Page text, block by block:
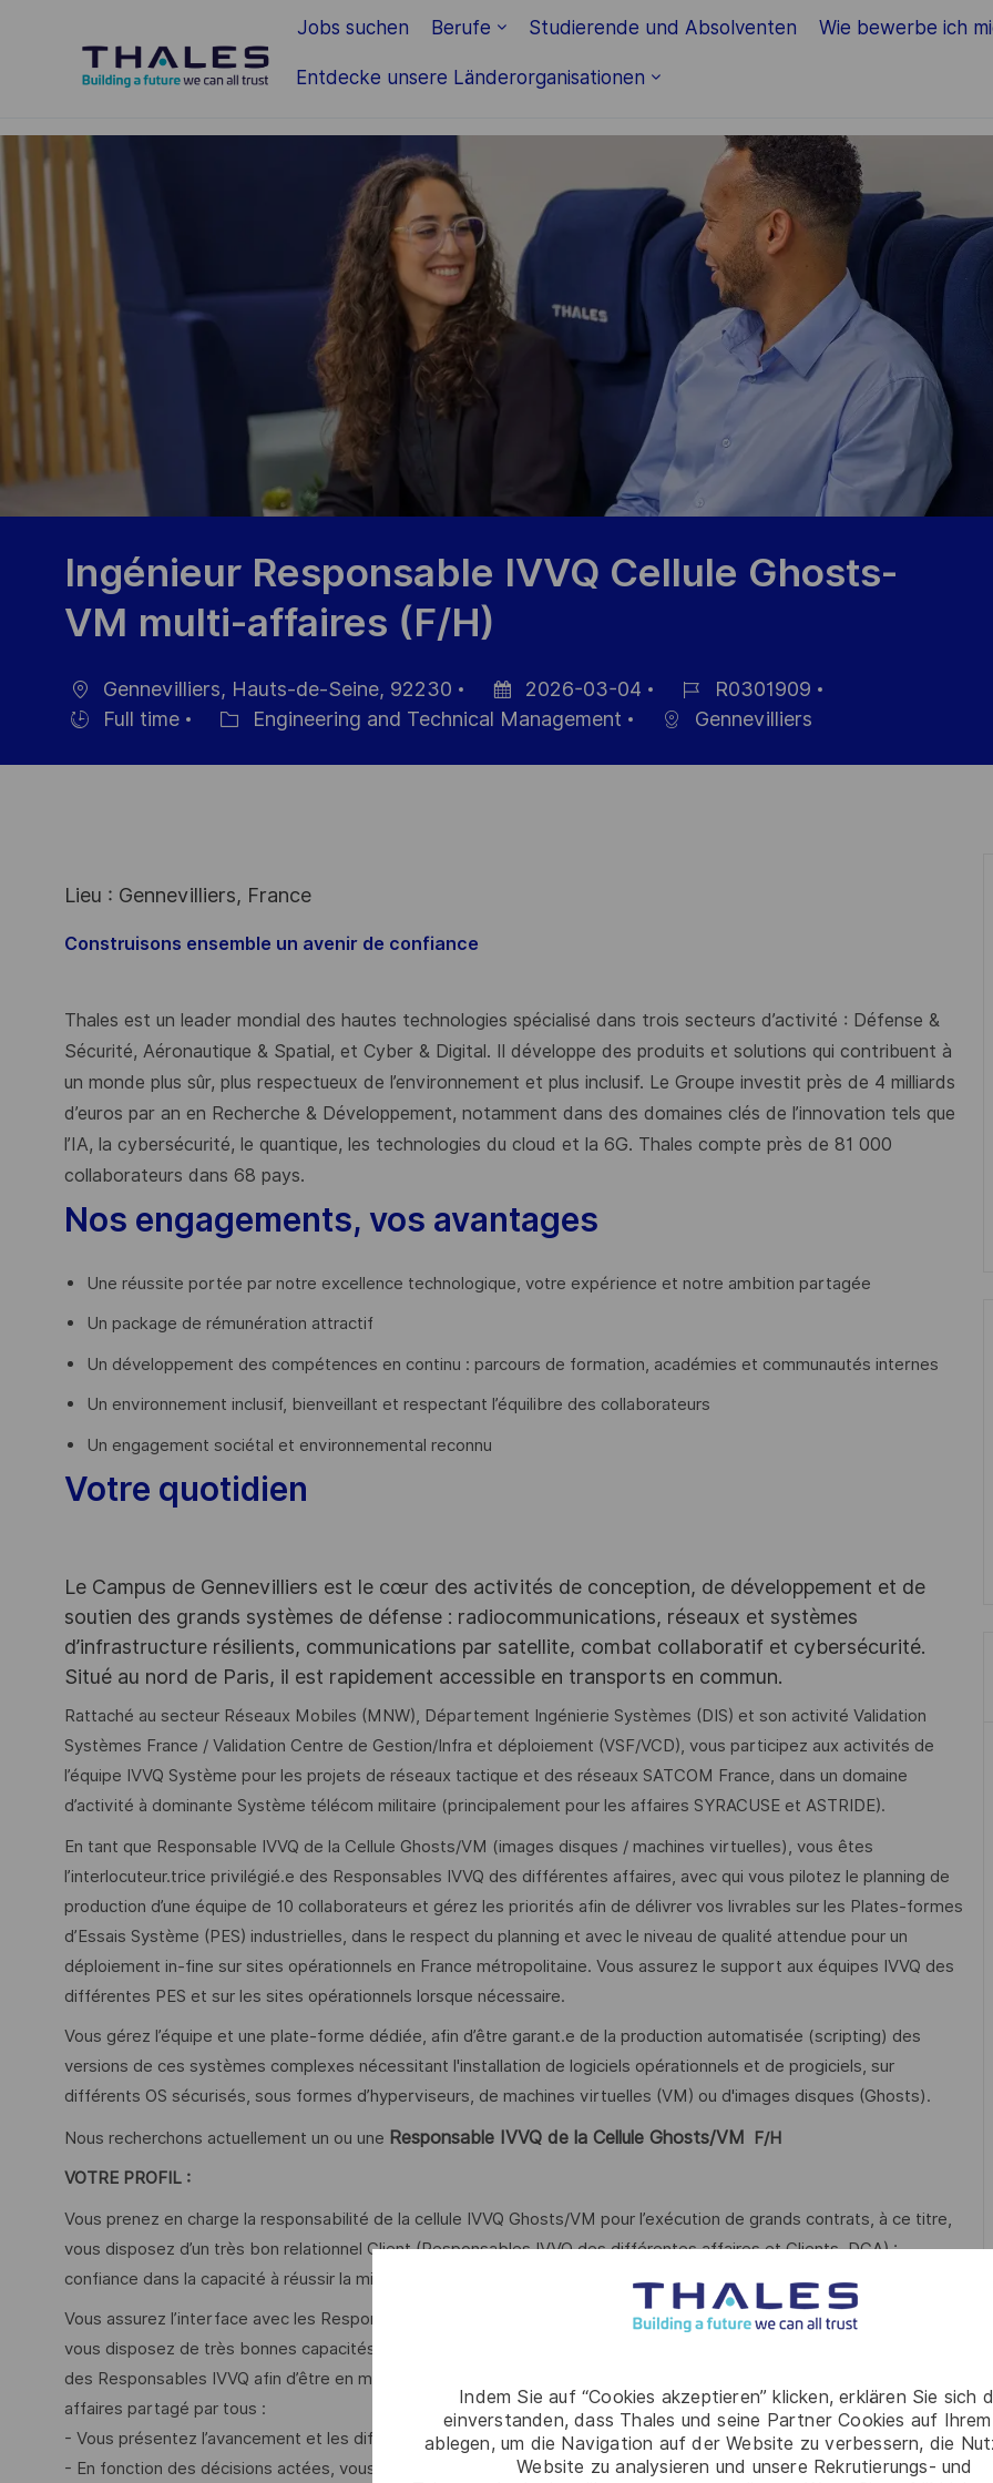
Jobs suchen Berufe Studierende und Absolventen Wie bewerbe ich
Entdecke unsere Länderorganisationen
-
Indem Sie auf “Cookies akzeptieren” klicken, erklären Sie sich
einverstanden, dass Thales und seine Partner Cookies auf
ablegen, um die Navigation auf der Website zu verbessern, die
Website zu analysieren und unsere Rekrutierungs- und
Ingénieur Responsable IVVQ Cellule Ghosts-
VM multi-affaires (F/H)
Ort
Gennevilliers, Hauts-de-Seine, 92230
Datum
Veröffentlichung
2026-03-04
Job-
R0301909
Full time
Engineering and Technical Management Gennevilliers
Lieu : Gennevilliers, France
Construisons ensemble un avenir de confiance
Thales est un leader mondial des hautes technologies spécialisé dans trois secteurs d’activité : Défense &
Sécurité, Aéronautique & Spatial, et Cyber & Digital. Il développe des produits et solutions qui contribuent à
un monde plus sûr, plus respectueux de l’environnement et plus inclusif. Le Groupe investit près de 4 milliards
d’euros par an en Recherche & Développement, notamment dans des domaines clés de l’innovation tels que
l’IA, la cybersécurité, le quantique, les technologies du cloud et la 6G. Thales compte près de 81 000
collaborateurs dans 68 pays.
Nos engagements, vos avantages
Une réussite portée par notre excellence technologique, votre expérience et notre ambition partagée
Un package de rémunération attractif
Un développement des compétences en continu : parcours de formation, académies et communautés internes
Un environnement inclusif, bienveillant et respectant l’équilibre des collaborateurs
Un engagement sociétal et environnemental reconnu
Votre quotidien
Le Campus de Gennevilliers est le cœur des activités de conception, de développement et de
soutien des grands systèmes de défense : radiocommunications, réseaux et systèmes
d’infrastructure résilients, communications par satellite, combat collaboratif et cybersécurité.
Situé au nord de Paris, il est rapidement accessible en transports en commun.
Rattaché au secteur Réseaux Mobiles (MNW), Département Ingénierie Systèmes (DIS) et son activité Validation
Systèmes France / Validation Centre de Gestion/Infra et déploiement (VSF/VCD), vous participez aux activités de
l’équipe IVVQ Système pour les projets de réseaux tactique et des réseaux SATCOM France, dans un domaine
d’activité à dominante Système télécom militaire (principalement pour les affaires SYRACUSE et ASTRIDE).
En tant que Responsable IVVQ de la Cellule Ghosts/VM (images disques / machines virtuelles), vous êtes
l’interlocuteur.trice privilégié.e des Responsables IVVQ des différentes affaires, avec qui vous pilotez le planning de
production d’une équipe de 10 collaborateurs et gérez les priorités afin de délivrer vos livrables sur les Plates-formes
d’Essais Système (PES) industrielles, dans le respect du planning et avec le niveau de qualité attendue pour un
déploiement in-fine sur sites opérationnels en France métropolitaine. Vous assurez le support aux équipes IVVQ des
différentes PES et sur les sites opérationnels lorsque nécessaire.
Vous gérez l’équipe et une plate-forme dédiée, afin d’être garant.e de la production automatisée (scripting) des
versions de ces systèmes complexes nécessitant l'installation de logiciels opérationnels et de progiciels, sur
différents OS sécurisés, sous formes d’hyperviseurs, de machines virtuelles (VM) ou d'images disques (Ghosts).
Nous recherchons actuellement un ou une Responsable IVVQ de la Cellule Ghosts/VM F/H
VOTRE PROFIL :
Vous prenez en charge la responsabilité de la cellule IVVQ Ghosts/VM pour l’exécution de grands contrats, à ce titre,
vous disposez d’un très bon relationnel Client (Responsables IVVQ des différentes affaires et Clients DGA) :
confiance dans la capacité à réussir la mise en place et l’exécution de grands programmes Système.
Vous assurez l’interface avec les Responsables IVVQ des différentes affaires pour l’exécution des travaux, à ce titre,
vous disposez de très bonnes capacités d’écoute, de communication, de compréhension/reformulation des besoins
des Responsables IVVQ afin d’être en mesure d’établir et piloter votre planning de production des livrables multi-
affaires partagé par tous :
- Vous présentez l’avancement et les difficultés rencontrées en points hebdomadaires,
- En fonction des décisions actées, vous êtes amenés à ajuster votre planning en conséquence, voire à replanifier les